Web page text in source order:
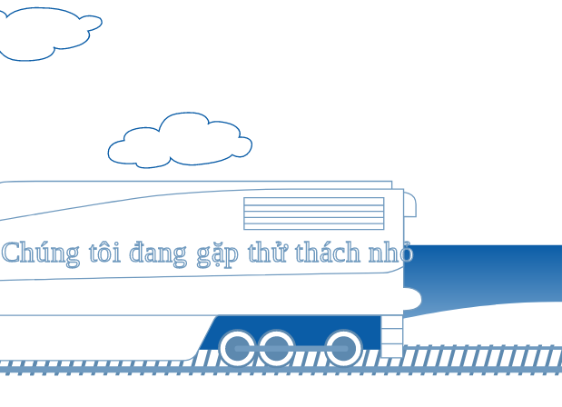
Chúng tôi đang gặp thử thách nhỏ